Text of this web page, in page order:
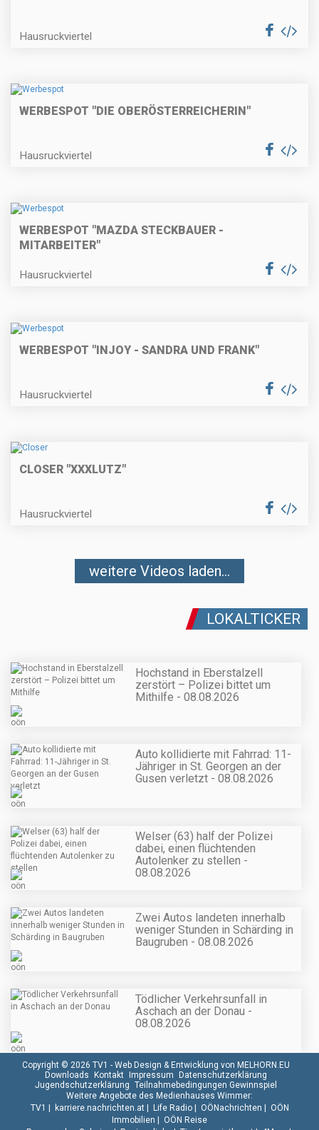
Hausruckviertel
WERBESPOT "DIE OBERÖSTERREICHERIN"
Hausruckviertel
WERBESPOT "MAZDA STECKBAUER -
MITARBEITER"
Hausruckviertel
WERBESPOT "INJOY - SANDRA UND FRANK"
Hausruckviertel
CLOSER "XXXLUTZ"
Hausruckviertel
weitere Videos laden...
LOKALTICKER
Hochstand in Eberstalzell
zerstört – Polizei bittet um
Mithilfe - 08.08.2026
Auto kollidierte mit Fahrrad: 11-
Jähriger in St. Georgen an der
Gusen verletzt - 08.08.2026
Welser (63) half der Polizei
dabei, einen flüchtenden
Autolenker zu stellen -
08.08.2026
Zwei Autos landeten innerhalb
weniger Stunden in Schärding in
Baugruben - 08.08.2026
Tödlicher Verkehrsunfall in
Aschach an der Donau -
08.08.2026
Copyright © 2026 TV1 - Web Design & Entwicklung von MELHORN.EU
Downloads
Kontakt Impressum
Datenschutzerklärung
Jugendschutzerklärung Teilnahmebedingungen Gewinnspiel
Weitere Angebote des Medienhauses Wimmer:
TV1
karriere.nachrichten.at| Life Radio| OÖNachrichten
OÖN
Immobilien
OÖN Reise